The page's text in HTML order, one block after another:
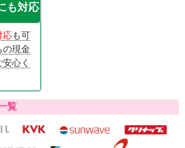
も対応
応も可
の現金
心く
覧